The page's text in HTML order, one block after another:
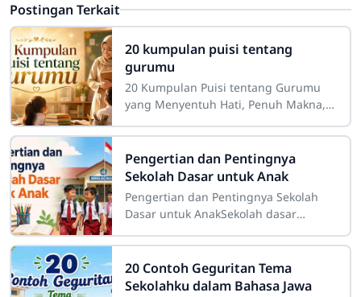
Postingan Terkait
20 kumpulan puisi tentang
gurumu
20 Kumpulan Puisi tentang Gurumu
yang Menyentuh Hati, Penuh Makna,
yang memiliki tempat istimewa dalam
perjalanan
Pengertian dan Pentingnya
Sekolah Dasar untuk Anak
Pengertian dan Pentingnya Sekolah
Dasar untuk AnakSekolah dasar
pendidikan yang memiliki peranan
sangat besar dalam
20 Contoh Geguritan Tema
Sekolahku dalam Bahasa Jawa